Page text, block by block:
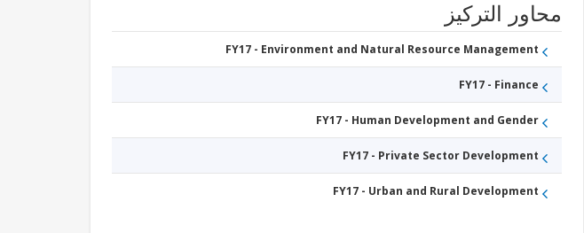
محاور التركيز
FY17 - Environment and Natural Resource Management
FY17 - Finance
FY17 - Human Development and Gender
FY17 - Private Sector Development
FY17 - Urban and Rural Development